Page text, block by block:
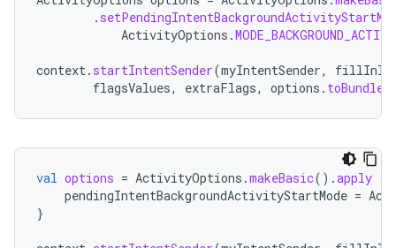
.
ActivityOptions .
context . startIntentSender(myIntentSender,
flagsValues, extraFlags, options . toBundle
val options = ActivityOptions .makeBasic().apply {
pendingIntentBackgroundActivityStartMode =
}